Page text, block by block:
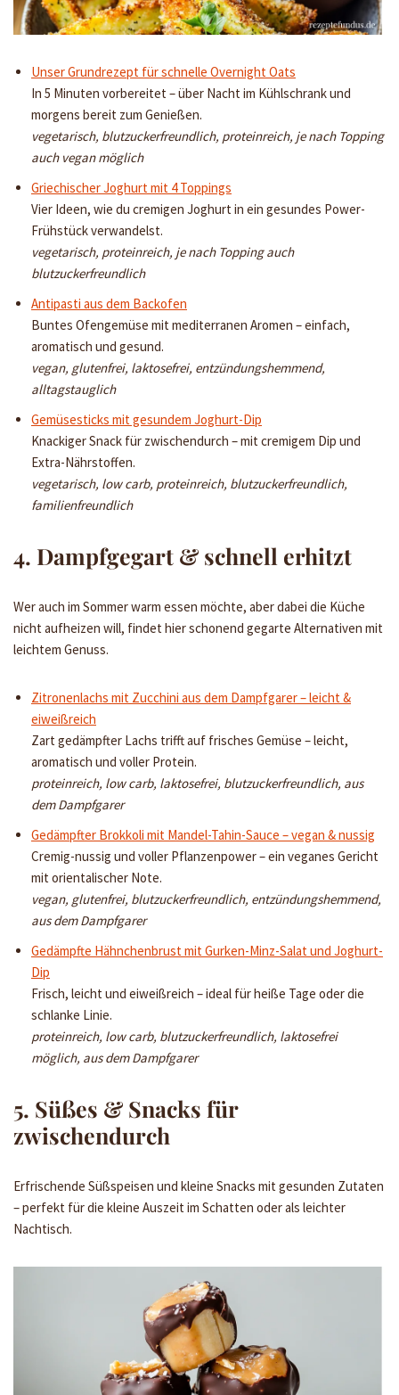
Unser Grundrezept für schnelle Overnight Oats
In 5 Minuten vorbereitet – über Nacht im Kühlschrank und
morgens bereit zum Genießen.
vegetarisch, blutzuckerfreundlich, proteinreich, je nach Topping
auch vegan möglich
Griechischer Joghurt mit 4 Toppings
Vier Ideen, wie du cremigen Joghurt in ein gesundes Power-
Frühstück verwandelst.
vegetarisch, proteinreich, je nach Topping auch
blutzuckerfreundlich
Antipasti aus dem Backofen
Buntes Ofengemüse mit mediterranen Aromen – einfach,
aromatisch und gesund.
vegan, glutenfrei, laktosefrei, entzündungshemmend,
alltagstauglich
Gemüsesticks mit gesundem Joghurt-Dip
Knackiger Snack für zwischendurch – mit cremigem Dip und
Extra-Nährstoffen.
vegetarisch, low carb, proteinreich, blutzuckerfreundlich,
familienfreundlich
4. Dampfgegart & schnell erhitzt
Wer auch im Sommer warm essen möchte, aber dabei die Küche
nicht aufheizen will, findet hier schonend gegarte Alternativen mit
leichtem Genuss.
Zitronenlachs mit Zucchini aus dem Dampfgarer – leicht &
eiweißreich
Zart gedämpfter Lachs trifft auf frisches Gemüse – leicht,
aromatisch und voller Protein.
proteinreich, low carb, laktosefrei, blutzuckerfreundlich, aus
dem Dampfgarer
Gedämpfter Brokkoli mit Mandel-Tahin-Sauce – vegan & nussig
Cremig-nussig und voller Pflanzenpower – ein veganes Gericht
mit orientalischer Note.
vegan, glutenfrei, blutzuckerfreundlich, entzündungshemmend,
aus dem Dampfgarer
Gedämpfte Hähnchenbrust mit Gurken-Minz-Salat und Joghurt-
Dip
Frisch, leicht und eiweißreich – ideal für heiße Tage oder die
schlanke Linie.
proteinreich, low carb, blutzuckerfreundlich, laktosefrei
möglich, aus dem Dampfgarer
5. Süßes & Snacks für
zwischendurch
Erfrischende Süßspeisen und kleine Snacks mit gesunden Zutaten
– perfekt für die kleine Auszeit im Schatten oder als leichter
Nachtisch.